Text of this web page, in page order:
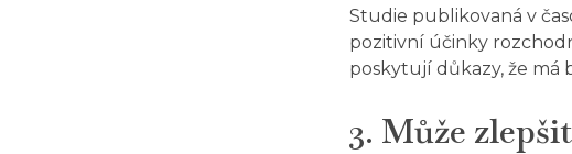
Studie publikovaná v
pozitivní účinky
poskytují důkazy, že má
3. Může